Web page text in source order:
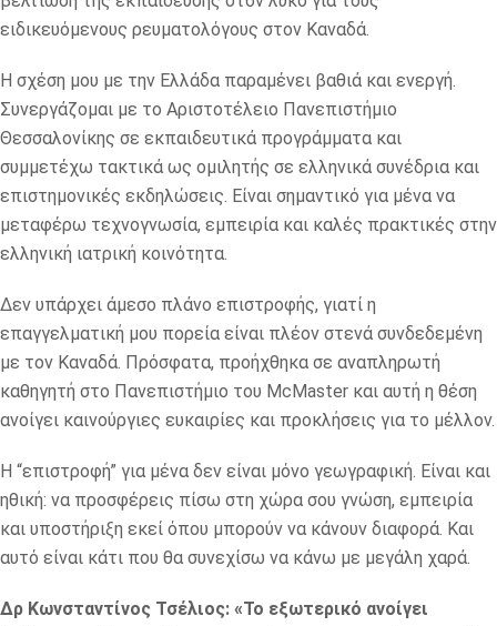
ειδικευόμενους ρευματολόγους στον Καναδά.
Η σχέση μου με την Ελλάδα παραμένει βαθιά και ενεργή.
Συνεργάζομαι με το Αριστοτέλειο Πανεπιστήμιο
Θεσσαλονίκης σε εκπαιδευτικά προγράμματα και
συμμετέχω τακτικά ως ομιλητής σε ελληνικά συνέδρια και
επιστημονικές εκδηλώσεις. Είναι σημαντικό για μένα να
μεταφέρω τεχνογνωσία, εμπειρία και καλές πρακτικές στην
ελληνική ιατρική κοινότητα.
Δεν υπάρχει άμεσο πλάνο επιστροφής, γιατί η
επαγγελματική μου πορεία είναι πλέον στενά συνδεδεμένη
με τον Καναδά. Πρόσφατα, προήχθηκα σε αναπληρωτή
καθηγητή στο Πανεπιστήμιο του McMaster και αυτή η θέση
ανοίγει καινούργιες ευκαιρίες και προκλήσεις για το μέλλον.
Η “επιστροφή” για μένα δεν είναι μόνο γεωγραφική. Είναι και
ηθική: να προσφέρεις πίσω στη χώρα σου γνώση, εμπειρία
και υποστήριξη εκεί όπου μπορούν να κάνουν διαφορά. Και
αυτό είναι κάτι που θα συνεχίσω να κάνω με μεγάλη χαρά.
Δρ Κωνσταντίνος Τσέλιος: «Το εξωτερικό ανοίγει